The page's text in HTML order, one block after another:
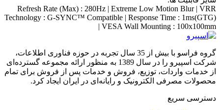
Refresh Rate (Max) : 280Hz | Extreme Low Motion Blur | VRR
Technology : G-SYNC™ Compatible | Response Time : 1ms(GTG)
| VESA Wall Mounting : 100x100mm
گروه فراسو با بیش از 35 سال تجربه در حوزه فناوری اطلاعات،
شرکت اسپیرو را در سال 1389 به منظور ارائه مجموعه گسترده‌ای
از خدمات واردات، توزیع، فروش و خدمات پس از فروش برای تمام
محصولات مصرفی الکترونیک و رایانه‌ای در ایران ایجاد کرد.
دسترسی‌ سریع